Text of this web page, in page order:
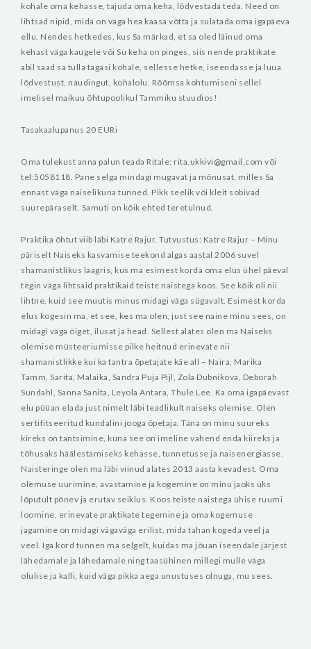
kohale oma kehasse, tajuda oma keha, lõdvestada teda. Need on
lihtsad nipid, mida on väga hea kaasa võtta ja sulatada oma igapäeva
ellu. Nendes hetkedes, kus Sa märkad, et sa oled läinud oma
kehast väga kaugele või Su keha on pinges, siis nende praktikate
abil saad sa tulla tagasi kohale, sellesse hetke, iseendasse ja luua
lõdvestust, naudingut, kohalolu. Rõõmsa kohtumiseni sellel
imelisel maikuu õhtupoolikul Tammiku stuudios!
Tasakaalupanus 20 EURi
Oma tulekust anna palun teada Ritale: rita.ukkivi@gmail.com või
tel:5058118. Pane selga mindagi mugavat ja mõnusat, milles Sa
ennast väga naiselikuna tunned. Pikk seelik või kleit sobivad
suurepäraselt. Samuti on kõik ehted teretulnud.
Praktika õhtut viib läbi Katre Rajur. Tutvustus: Katre Rajur – Minu
päriselt Naiseks kasvamise teekond algas aastal 2006 suvel
shamanistlikus laagris, kus ma esimest korda oma elus ühel päeval
tegin väga lihtsaid praktikaid teiste naistega koos. See kõik oli nii
lihtne, kuid see muutis minus midagi väga sügavalt. Esimest korda
elus kogesin ma, et see, kes ma olen, just see naine minu sees, on
midagi väga õiget, ilusat ja head. Sellest alates olen ma Naiseks
olemise müsteeriumisse pilke heitnud erinevate nii
shamanistlikke kui ka tantra õpetajate käe all – Naira, Marika
Tamm, Sarita, Malaika, Sandra Puja Pijl, Zola Dubnikova, Deborah
Sundahl, Sanna Sanita, Leyola Antara, Thule Lee. Ka oma igapäevast
elu püüan elada just nimelt läbi teadlikult naiseks olemise. Olen
sertifitseeritud kundalini jooga õpetaja. Täna on minu suureks
kireks on tantsimine, kuna see on imeline vahend enda kiireks ja
tõhusaks häälestamiseks kehasse, tunnetusse ja naisenergiasse.
Naisteringe olen ma läbi viinud alates 2013 aasta kevadest. Oma
olemuse uurimine, avastamine ja kogemine on minu jaoks üks
lõputult põnev ja erutav seiklus. Koos teiste naistega ühise ruumi
loomine, erinevate praktikate tegemine ja oma kogemuse
jagamine on midagi vägaväga erilist, mida tahan kogeda veel ja
veel. Iga kord tunnen ma selgelt, kuidas ma jõuan iseendale järjest
lähedamale ja lähedamale ning taasühinen millegi mulle väga
olulise ja kalli, kuid väga pikka aega unustuses olnuga, mu sees.